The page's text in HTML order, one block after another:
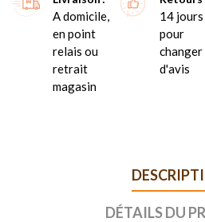
A domicile,
en point
relais ou
retrait
magasin
14 jours
pour
changer
d'avis
DÉTAILS DU